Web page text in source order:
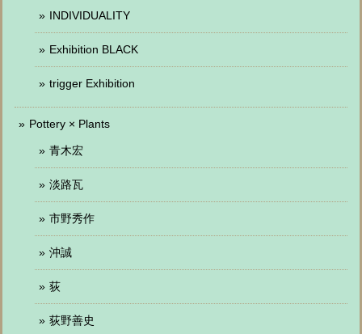
INDIVIDUALITY
Exhibition BLACK
trigger Exhibition
Pottery × Plants
青木宏
淡路瓦
市野秀作
沖誠
荻
荻野善史